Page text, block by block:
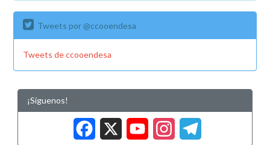
Tweets por @ccooendesa
Tweets de ccooendesa
¡Síguenos!
Facebook
X